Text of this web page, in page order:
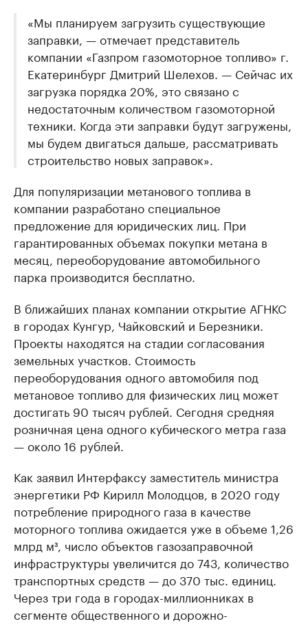
«Мы планируем загрузить существующие
заправки, — отмечает представитель
компании «Газпром газомоторное топливо» г.
Екатеринбург Дмитрий Шелехов. — Сейчас их
загрузка порядка 20%, это связано с
недостаточным количеством газомоторной
техники. Когда эти заправки будут загружены,
мы будем двигаться дальше, рассматривать
строительство новых заправок».
Для популяризации метанового топлива в
компании разработано специальное
предложение для юридических лиц. При
гарантированных объемах покупки метана в
месяц, переоборудование автомобильного
парка производится бесплатно.
В ближайших планах компании открытие АГНКС
в городах Кунгур, Чайковский и Березники.
Проекты находятся на стадии согласования
земельных участков. Стоимость
переоборудования одного автомобиля под
метановое топливо для физических лиц может
достигать 90 тысяч рублей. Сегодня средняя
розничная цена одного кубического метра газа
— около 16 рублей.
Как заявил Интерфаксу заместитель министра
энергетики РФ Кирилл Молодцов, в 2020 году
потребление природного газа в качестве
моторного топлива ожидается уже в объеме 1,26
млрд м³, число объектов газозаправочной
инфраструктуры увеличится до 743, количество
транспортных средств — до 370 тыс. единиц.
Через три года в городах-миллионниках в
сегменте общественного и дорожно-